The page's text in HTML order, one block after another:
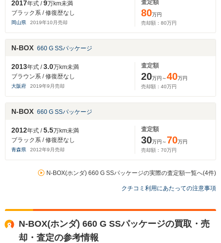
2017年式 /9万km未満
ブラック系 / 修復歴なし
岡山県 2019年10 月売却
査定額
80万円
売却額： 80万円
N-BOX 660 G SSパッケージ
2013年式 /3.0万km未満
ブラウン系 / 修復歴なし
大阪府 2019年9 月売却
査定額
20万円～40万円
売却額： 40万円
N-BOX 660 G SSパッケージ
2012年式 /5.5万km未満
ブラック系 / 修復歴なし
青森県 2012年9 月売却
査定額
30万円～70万円
売却額： 70万円
N-BOX(ホンダ) 660 G SSパッケージの実際の査定額一覧へ(4件)
クチコミ利用にあたっての注意事項
N-BOX(ホンダ) 660 G SSパッケージの買取・売
却・査定の参考情報